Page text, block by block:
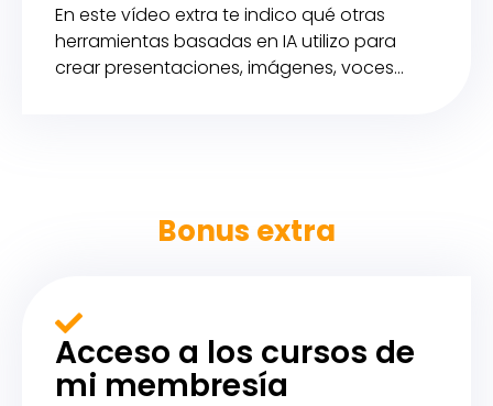
En este vídeo extra te indico qué otras
herramientas basadas en IA utilizo para
crear presentaciones, imágenes, voces...
Bonus extra
Acceso a los cursos de
mi membresía